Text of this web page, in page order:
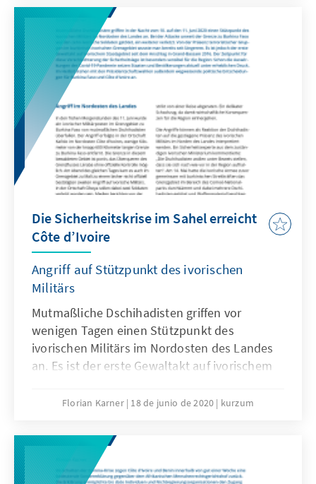
Proteste waren die jüngsten Parlaments­
wahlen im April, deren Ergebnisse als
hochgradig manipuliert wahrgenommen
wurden. Die Unzufriedenheit mit der
Regierung wächst allerdings bereits seit
Jahren.
Die Sicherheitskrise im Sahel erreicht
Côte d’Ivoire
Angriff auf Stützpunkt des ivorischen
Militärs
Mutmaßliche Dschihadisten griffen vor
wenigen Tagen einen Stützpunkt des
ivorischen Militärs im Nordosten des Landes
an. Es ist der erste Gewaltakt auf ivorischem
Bassam 2016.
Florian Karner 18 de junio de 2020 kurzum